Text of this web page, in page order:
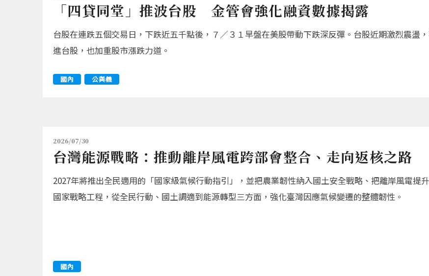
「四貸同堂」推波台股 金管會強化融資數據揭露
台股在連跌五個交易日，下跌近五千點後，７／３１早盤在美股帶動下跌深反彈。台股近期激烈震盪
進台股，也加重股市漲跌力道。
國內 公與義
2026/07/30
台灣能源戰略：推動離岸風電跨部會整合、走向返核之路
2027年將推出全民適用的「國家級氣候行動指引」，並把農業韌性納入國土安全戰略、把離岸風電提
國家戰略工程，從全民行動、國土調適到能源轉型三方面，強化臺灣因應氣候變遷的整體韌性。
國內